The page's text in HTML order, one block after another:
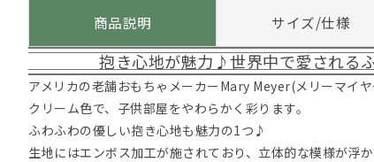
商品説明 サイズ/仕様
抱き心地が魅力♪世界中で愛される
アメリカの老舗おもちゃメーカーMary Meyer(メリーマイヤ
クリーム色で、子供部屋をやわらかく彩ります。
ふわふわの優しい抱き心地も魅力の1つ♪
生地にはエンボス加工が施されており、立体的な模様が浮